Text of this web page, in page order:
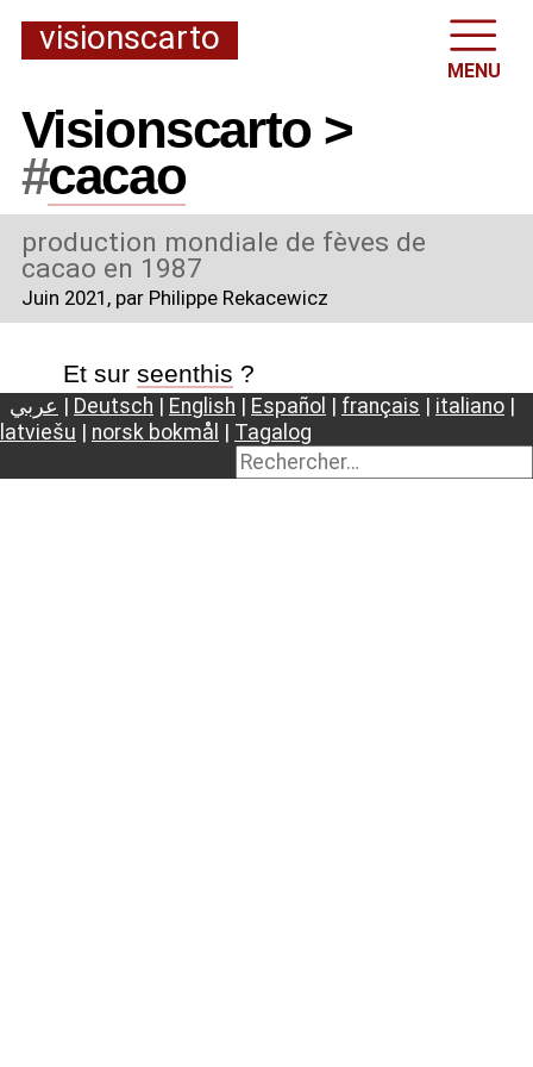
visionscarto
MENU
Visionscarto >
#cacao
production mondiale de fèves de
cacao en 1987
Juin 2021 , par Philippe Rekacewicz
Et sur seenthis ?
عربي Deutsch English Español français italiano
latviešu
norsk bokmål Tagalog